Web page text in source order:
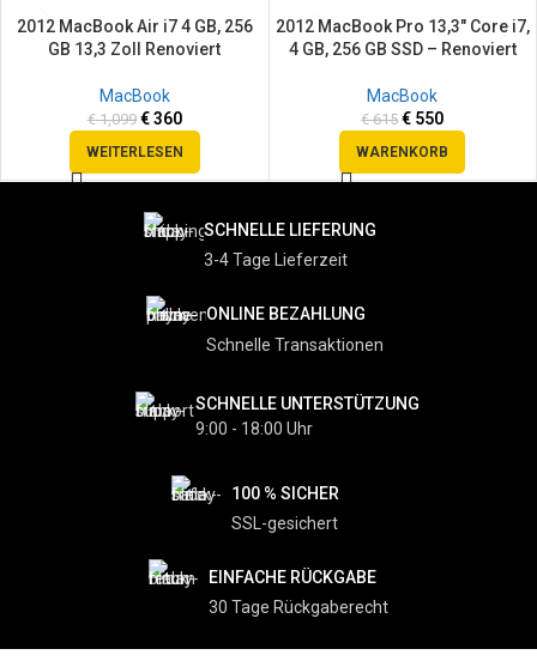
SALE
2012 MacBook Air i7 4 GB, 256
GB 13,3 Zoll Renoviert
MacBook
€1,099 €360
WEITERLESEN
SALE
2012 MacBook Pro 13,3″ Core i7,
4 GB, 256 GB SSD – Renoviert
MacBook
€615 € 550
WARENKORB
SCHNELLE LIEFERUNG
3-4 Tage Lieferzeit
ONLINE BEZAHLUNG
Schnelle Transaktionen
SCHNELLE UNTERSTÜTZUNG
9:00 - 18:00 Uhr
100 % SICHER
SSL-gesichert
EINFACHE RÜCKGABE
30 Tage Rückgaberecht